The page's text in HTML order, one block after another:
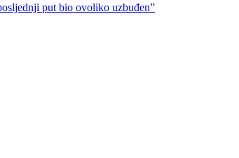
put bio ovoliko uzbuđen”